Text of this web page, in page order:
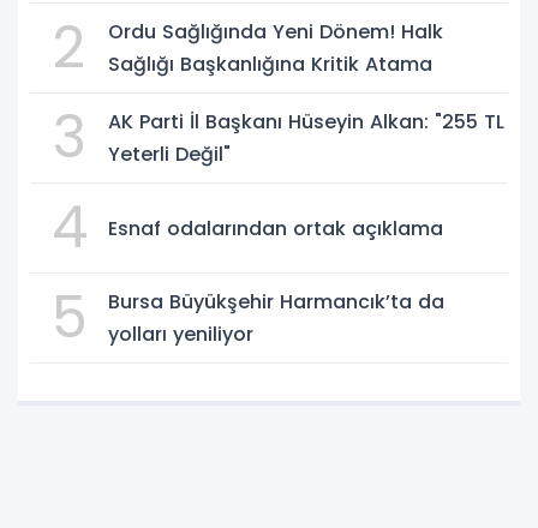
2
Ordu Sağlığında Yeni Dönem! Halk
Sağlığı Başkanlığına Kritik Atama
3
AK Parti İl Başkanı Hüseyin Alkan: "255 TL
Yeterli Değil"
4 Esnaf odalarından ortak açıklama
5
Bursa Büyükşehir Harmancık’ta da
yolları yeniliyor